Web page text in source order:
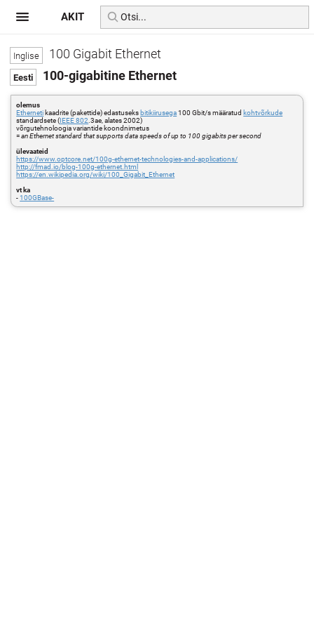
100 Gigabit Ethernet
100-gigabitine Ethernet
olemus
Etherneti kaadrite (pakettide) edastuseks bitikiirusega100 Gbit/s määratud kohtvõrkude
standardsete (IEEE 802 .3ae, alates 2002)
võrgutehnoloogia variantide koondnimetus
=an Ethernet standard that supports data speeds of up to 100 gigabits per second
ülevaateid
https://www.optcore.net/100g-ethernet-technologies-and-applications/
http://fmad.io/blog-100g-ethernet.html
https://en.wikipedia.org/wiki/100_Gigabit_Ethernet
vt ka
-100GBase-
AKIT